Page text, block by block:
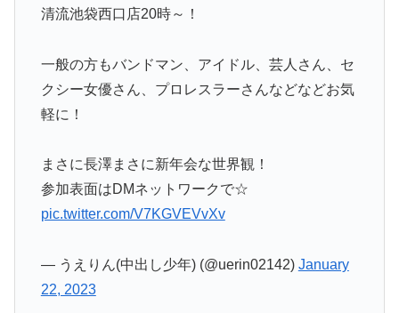
清流池袋西口店20時～！
一般の方もバンドマン、アイドル、芸人さん、セ
クシー女優さん、プロレスラーさんなどなどお気
軽に！
まさに長澤まさに新年会な世界観！
参加表面はDMネットワークで☆
pic.twitter.com/V7KGVEVvXv
— うえりん(中出し少年) (@uerin02142) January
22, 2023